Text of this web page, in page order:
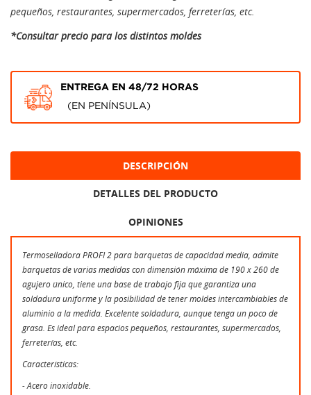
pequeños, restaurantes, supermercados, ferreterías, etc.
*Consultar precio para los distintos moldes
ENTREGA EN 48/72 HORAS
(EN PENÍNSULA)
DESCRIPCIÓN
DETALLES DEL PRODUCTO
OPINIONES
Termoselladora PROFI 2 para barquetas de capacidad media, admite
barquetas de varias medidas con dimensión máxima de 190 x 260 de
agujero único, tiene una base de trabajo fija que garantiza una
soldadura uniforme y la posibilidad de tener moldes intercambiables de
aluminio a la medida. Excelente soldadura, aunque tenga un poco de
grasa. Es ideal para espacios pequeños, restaurantes, supermercados,
ferreterías, etc.
Características:
- Acero inoxidable.